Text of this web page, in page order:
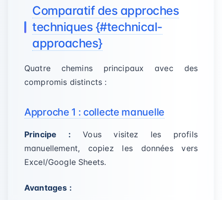
Comparatif des approches
techniques {#technical-
approaches}
Quatre chemins principaux avec des
compromis distincts :
Approche 1 : collecte manuelle
Principe : Vous visitez les profils
manuellement, copiez les données vers
Excel/Google Sheets.
Avantages :